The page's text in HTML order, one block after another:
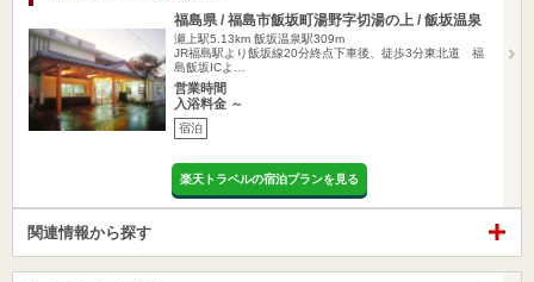
福島県 / 福島市飯坂町湯野字切湯の上 / 飯坂温泉
瀬上駅5.13km 飯坂温泉駅309m
JR福島駅より飯坂線20分終点下車後、徒歩3分東北道 福
島飯坂ICよ…
営業時間
入浴料金 ～
宿泊
楽天トラベルの宿泊プランを見る
関連情報から探す